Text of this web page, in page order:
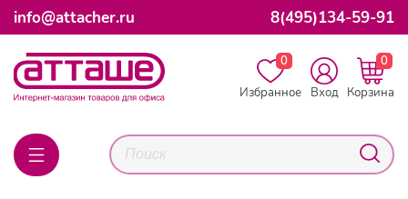
info@attacher.ru 8(495)134-59-91
0
Избранное
Вход
0
Корзина